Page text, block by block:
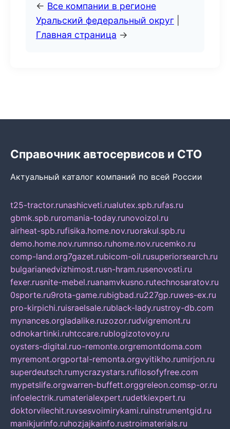
← Все компании в регионе
Уральский федеральный округ
Главная страница →
Справочник автосервисов и СТО
Актуальный каталог компаний по всей России
t25-tractor.runashicveti.rualutex.spb.rufas.ru
gbmk.spb.ruromania-today.runovoizol.ru
airheat-spb.rufisika.home.nov.ruorakul.spb.ru
demo.home.nov.rumnso.ruhome.nov.rucemko.ru
comp-land.org7gazet.rubicom-oil.rusuperiorsearch.ru
bulgarianedvizhimost.rusn-hram.rusenovosti.ru
fexer.rusnite-mebel.ruanamvkusno.rutechnosaratov.ru
0sporte.ru9rota-game.rubigbad.ru227gp.ruwes-ex.ru
pro-kirpichi.ruisraelsale.rublack-lady.rustroy-db.com
mynances.orgladalike.ruzozor.rudvigremont.ru
odnokartinki.ruhtccare.rublogizotovoy.ru
oysters-digital.ruo-remonte.orgremontdoma.com
myremont.orgportal-remonta.orgvyitikho.rumirjon.ru
superdeutsch.rumycrazystars.rufilosofyfree.com
mypetslife.orgwarren-buffett.orggreleon.comsp-or.ru
infoelectrik.rumaterialexpert.rudetkiexpert.ru
doktorvilechit.ruvsesvoimirykami.ruinstrumentgid.ru
manikjurinfo.ruhozjajkainfo.rustroimaterials.ru